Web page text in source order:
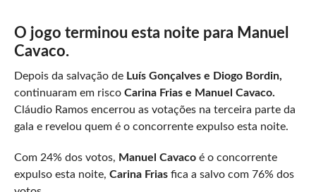
O jogo terminou esta noite para Manuel
Cavaco.
Depois da salvação de Luís Gonçalves e Diogo Bordin,
continuaram em risco Carina Frias e Manuel Cavaco.
Cláudio Ramos encerrou as votações na terceira parte da
gala e revelou quem é o concorrente expulso esta noite.
Com 24% dos votos, Manuel Cavacoé o concorrente
expulso esta noite, Carina Friasfica a salvo com 76% dos